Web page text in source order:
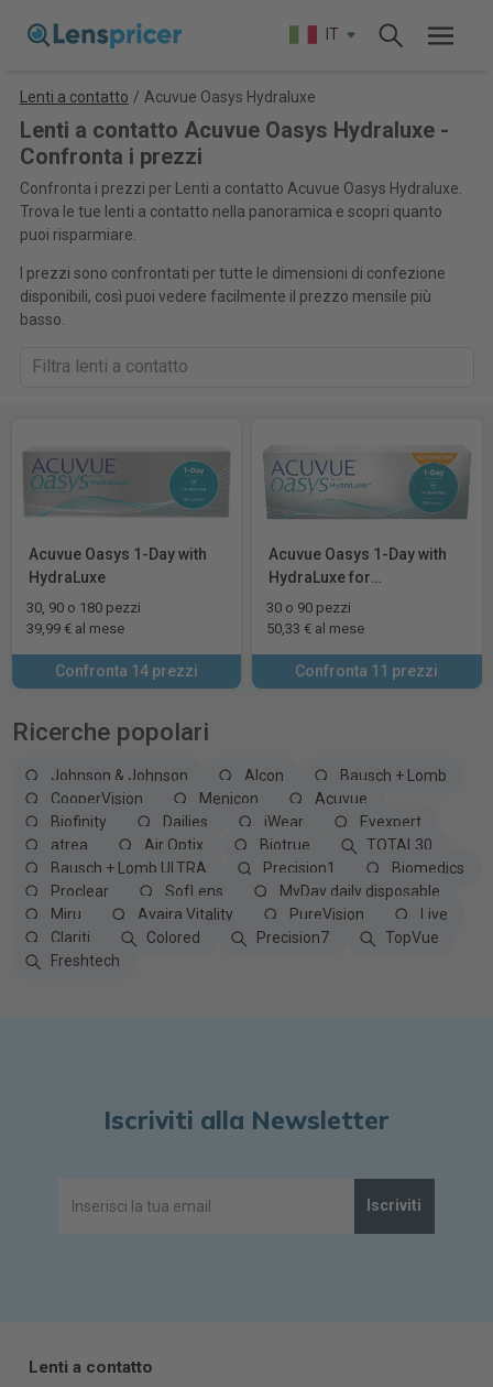
IT
Lenti a contatto / Acuvue Oasys Hydraluxe
Lenti a contatto Acuvue Oasys Hydraluxe -
Confronta i prezzi
Confronta i prezzi per Lenti a contatto Acuvue Oasys Hydraluxe.
Trova le tue lenti a contatto nella panoramica e scopri quanto
puoi risparmiare.
I prezzi sono confrontati per tutte le dimensioni di confezione
disponibili, così puoi vedere facilmente il prezzo mensile più
basso.
Acuvue Oasys 1-Day with
HydraLuxe
30, 90 o 180 pezzi
39,99 € al mese
Confronta 14 prezzi
Acuvue Oasys 1-Day with
HydraLuxe for
Astigmatism
30 o 90 pezzi
50,33 € al mese
Confronta 11 prezzi
Ricerche popolari
Johnson & Johnson Alcon
Bausch + Lomb
CooperVision
Menicon
Acuvue
Biofinity
Dailies iWear
Eyexpert
atrea
Air Optix Biotrue
TOTAL30
Bausch + Lomb ULTRA
Precision1
Biomedics
Proclear
SofLens
MyDay daily disposable
Miru
Avaira Vitality PureVision
Live
Clariti
Colored Precision7
TopVue
Freshtech
Iscriviti alla Newsletter
Iscriviti
Lenti a contatto